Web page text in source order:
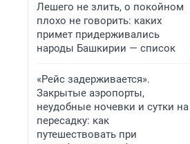
Лешего не злить, о покойном
плохо не говорить: каких
примет придерживались
народы Башкирии — список
«Рейс задерживается».
Закрытые аэропорты,
неудобные ночевки и сутки на
пересадку: как
путешествовать при